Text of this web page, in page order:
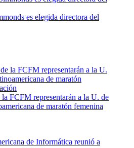
es elegida directora del
la FCFM representarán a la U. de
de maratón femenina